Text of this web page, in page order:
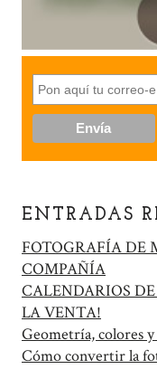
ENTRADAS
FOTOGRAFÍA DE
COMPAÑÍA
CALENDARIOS DE
LA VENTA!
Geometría, colores
Cómo convertir la